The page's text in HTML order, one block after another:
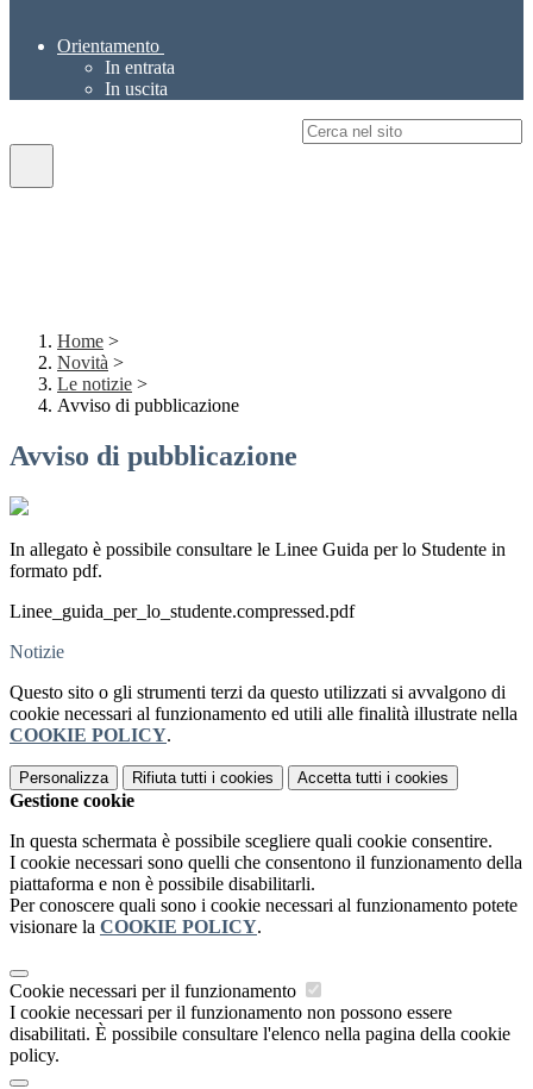
Orientamento
In entrata
In uscita
Home >
Novità >
Le notizie >
Avviso di pubblicazione
Avviso di pubblicazione
In allegato è possibile consultare le Linee Guida per lo Studente in
formato pdf.
Linee_guida_per_lo_studente.compressed.pdf
Notizie
Questo sito o gli strumenti terzi da questo utilizzati si avvalgono di
cookie necessari al funzionamento ed utili alle finalità illustrate nella
COOKIE POLICY.
Personalizza Rifiuta tutti i cookies Accetta tutti i cookies
Gestione cookie
In questa schermata è possibile scegliere quali cookie consentire.
I cookie necessari sono quelli che consentono il funzionamento della
piattaforma e non è possibile disabilitarli.
Per conoscere quali sono i cookie necessari al funzionamento potete
visionare la COOKIE POLICY.
Cookie necessari per il funzionamento
I cookie necessari per il funzionamento non possono essere
disabilitati. È possibile consultare l'elenco nella pagina della cookie
policy.